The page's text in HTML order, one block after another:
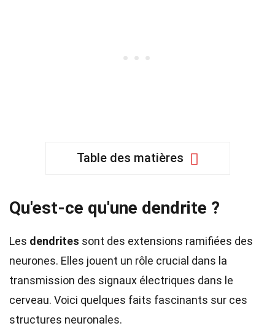
Table des matières
Qu'est-ce qu'une dendrite ?
Les dendrites sont des extensions ramifiées des
neurones. Elles jouent un rôle crucial dans la
transmission des signaux électriques dans le
cerveau. Voici quelques faits fascinants sur ces
structures neuronales.